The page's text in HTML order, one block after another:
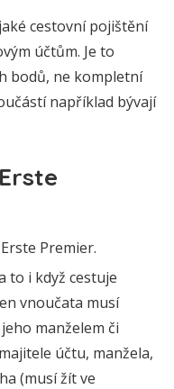
cestovní pojištění
účtům. Je to
bodů, ne kompletní
například bývají
Premier.
to i když cestuje
vnoučata musí
manželem či
účtu, manžela,
(musí žít ve